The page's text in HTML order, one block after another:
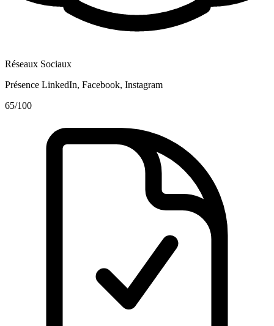
Réseaux Sociaux
Présence LinkedIn, Facebook, Instagram
65/100